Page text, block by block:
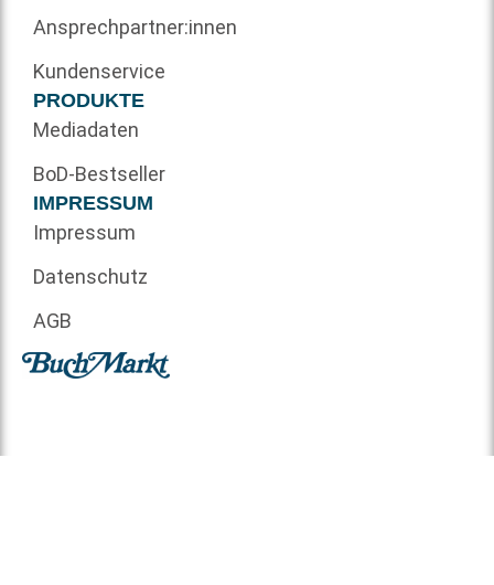
Ansprechpartner:innen
Kundenservice
PRODUKTE
Mediadaten
BoD-Bestseller
IMPRESSUM
Impressum
Datenschutz
AGB